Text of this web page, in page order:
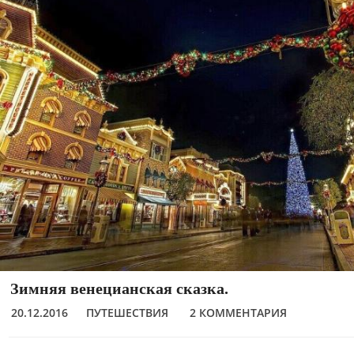
Зимняя венецианская сказка.
20.12.2016 ПУТЕШЕСТВИЯ 2 КОММЕНТАРИЯ